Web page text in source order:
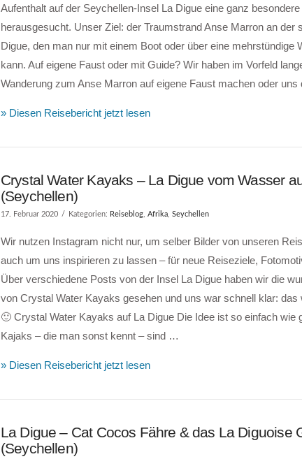
Aufenthalt auf der Seychellen-Insel La Digue eine ganz
herausgesucht. Unser Ziel: der Traumstrand Anse Marron an der
Digue, den man nur mit einem Boot oder über eine mehrstündige
kann. Auf eigene Faust oder mit Guide? Wir haben im Vorfeld
Wanderung zum Anse Marron auf eigene Faust machen oder
» Diesen Reisebericht jetzt lesen
Crystal Water Kayaks – La Digue vom Wasser
(Seychellen)
17. Februar 2020 Kategorien: Reiseblog, Afrika, Seychellen
Wir nutzen Instagram nicht nur, um selber Bilder von unseren
auch um uns inspirieren zu lassen – für neue Reiseziele,
Über verschiedene Posts von der Insel La Digue haben wir die
von Crystal Water Kayaks gesehen und uns war schnell klar: das
🙂 Crystal Water Kayaks auf La Digue Die Idee ist so einfach wie
Kajaks – die man sonst kennt – sind …
» Diesen Reisebericht jetzt lesen
La Digue – Cat Cocos Fähre & das La Diguoise
(Seychellen)